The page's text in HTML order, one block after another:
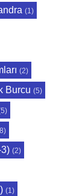
(1)
(2)
Burcu (5)
(2)
(1)